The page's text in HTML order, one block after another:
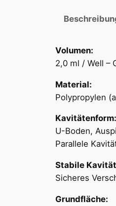
Volumen:
2,0 ml / Well –
Material:
Polypropylen
Kavitätenform:
U-Boden,
Parallele
Stabile
Sicheres
Grundfläche: